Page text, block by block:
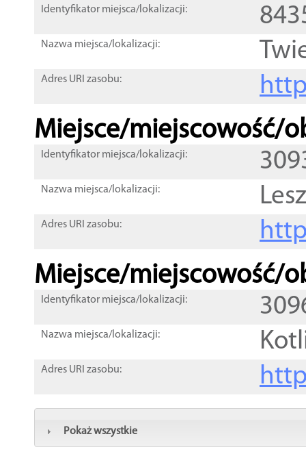
Identyfikator miejsca/lokalizacji:
Nazwa miejsca/lokalizacji:
Adres URI zasobu:
Miejsce/miejscowość/
Identyfikator miejsca/lokalizacji:
Nazwa miejsca/lokalizacji:
Adres URI zasobu:
Miejsce/miejscowość/
Identyfikator miejsca/lokalizacji:
Nazwa miejsca/lokalizacji:
Adres URI zasobu:
Pokaż wszystkie